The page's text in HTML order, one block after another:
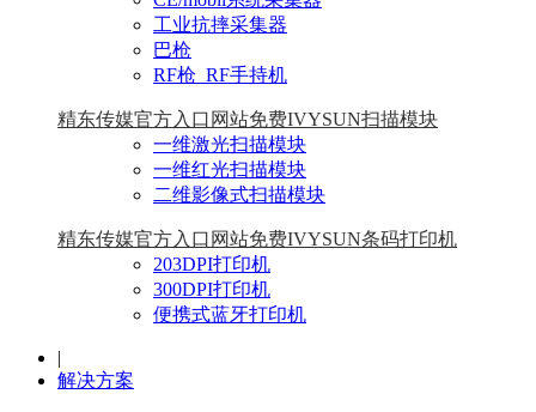
工业抗摔采集器
巴枪
RF枪_RF手持机
精东传媒官方入口网站免费IVYSUN扫描模块
一维激光扫描模块
一维红光扫描模块
二维影像式扫描模块
精东传媒官方入口网站免费IVYSUN条码打印机
203DPI打印机
300DPI打印机
便携式蓝牙打印机
|
解决方案